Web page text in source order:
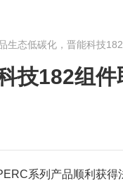
生态低碳化，晋能科技
技182组
系列产品顺利获